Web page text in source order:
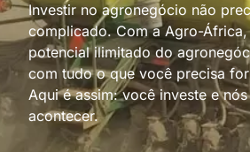
Investir no agronegócio não
complicado. Com a Agro-
potencial ilimitado do
com tudo o que você precisa
Aqui é assim: você investe e
acontecer.